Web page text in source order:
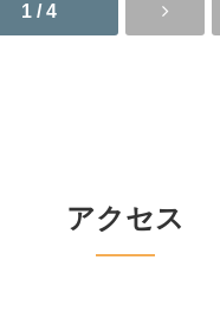
1 / 4
アクセス